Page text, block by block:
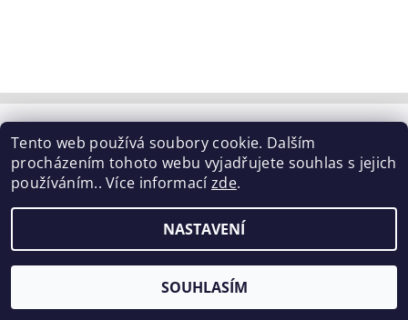
Tabulka velikostí | Doprava a Platba | Blog
Podmínky ochrany osobních údajů | Obchodní podmínky
Výměna / vrácení zboží
ELISEN, všechna práva vyhrazena
Vytvořil Shoptet
Tento web používá soubory cookie. Dalším
procházením tohoto webu vyjadřujete souhlas s jejich
používáním.. Více informacízde.
NASTAVENÍ
SOUHLASÍM